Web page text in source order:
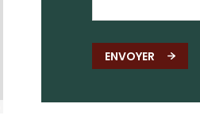
ENVOYER